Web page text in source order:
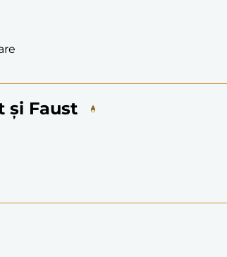
și Faust